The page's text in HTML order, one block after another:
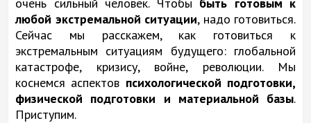
любой экстремальной ситуации, надо готовиться.
Сейчас мы расскажем, как готовиться к
экстремальным ситуациям будущего: глобальной
катастрофе, кризису, войне, революции. Мы
коснемся аспектов психологической подготовки,
физической подготовки и материальной базы.
Приступим.